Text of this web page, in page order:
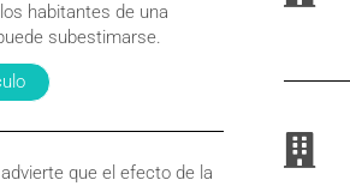
habitantes de una
subestimarse.
que el efecto de la